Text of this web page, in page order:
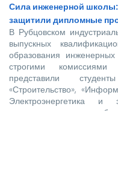
Сила инженерной
защитили дипломные
В Рубцовском
выпускных
образования
строгими
представили
«Строительство»,
Электроэнергетика и
технологическое